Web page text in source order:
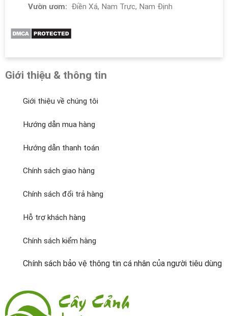
Vườn ươm: Điền Xá, Nam Trực, Nam Định
Giới thiệu & thông tin
Giới thiệu về chúng tôi
Hướng dẫn mua hàng
Hướng dẫn thanh toán
Chính sách giao hàng
Chính sách đổi trả hàng
Hỗ trợ khách hàng
Chính sách kiểm hàng
Chính sách bảo vệ thông tin cá nhân của người tiêu dùng